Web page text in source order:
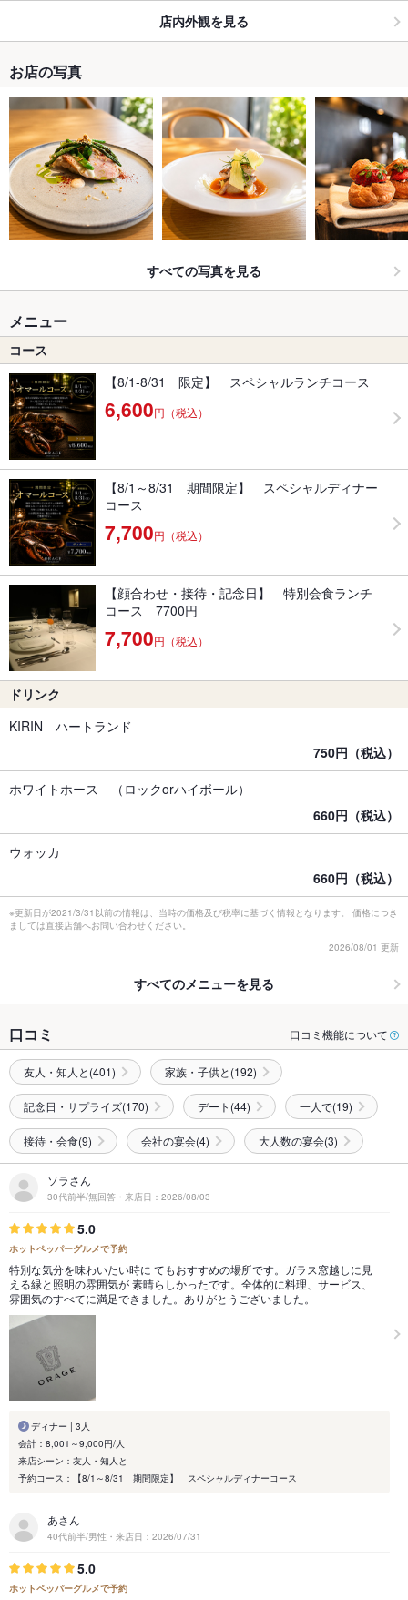
店内外観を見る
お店の写真
すべての写真を見る
メニュー
コース
【8/1-8/31 限定】 スペシャルランチコース
6,600円（税込）
【8/1～8/31 期間限定】 スペシャルディナー
コース
7,700円（税込）
【顔合わせ・接待・記念日】 特別会食ランチ
コース 7700円
7,700円（税込）
ドリンク
KIRIN ハートランド
750円（税込）
ホワイトホース （ロックorハイボール）
660円（税込）
ウォッカ
660円（税込）
※更新日が2021/3/31以前の情報は、当時の価格及び税率に基づく情報となります。 価格につき
ましては直接店舗へお問い合わせください。
2026/08/01 更新
すべてのメニューを見る
口コミ 口コミ機能について
友人・知人と(401) 家族・子供と(192)
記念日・サプライズ(170) デート(44) 一人で(19)
接待・会食(9) 会社の宴会(4) 大人数の宴会(3)
ソラさん
30代前半/無回答・来店日：2026/08/03
5.0
ホットペッパーグルメで予約
特別な気分を味わいたい時に てもおすすめの場所です。ガラス窓越しに見
える緑と照明の雰囲気が 素晴らしかったです。全体的に料理、サービス、
雰囲気のすべてに満足できました。ありがとうございました。
ディナー | 3人
会計：8,001～9,000円/人
来店シーン：友人・知人と
予約コース：【8/1～8/31 期間限定】 スペシャルディナーコース
あさん
40代前半/男性・来店日：2026/07/31
5.0
ホットペッパーグルメで予約